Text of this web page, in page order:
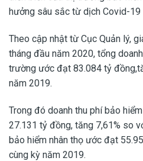
hưởng sâu sắc từ dịch Covid-19
Theo cập nhật từ Cục Quản lý,
tháng đầu năm 2020, tổng
trường ước đạt 83.084 tỷ
năm 2019.
Trong đó doanh thu phí bảo
27.131 tỷ đồng, tăng 7,61% so
bảo hiểm nhân thọ ước đạt
cùng kỳ năm 2019.